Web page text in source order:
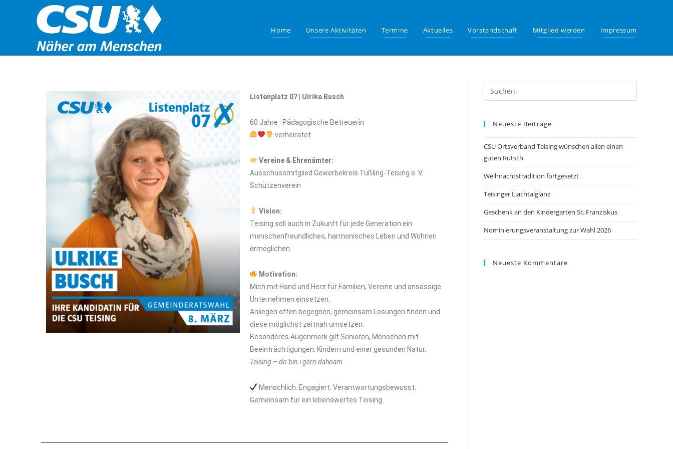
Home Unsere Aktivitäten Termine Aktuelles Vorstandschaft Mitglied werden Impressum
Listenplatz 07 | Ulrike Busch
60 Jahre · Pädagogische Betreuerin
verheiratet
Vereine & Ehrenämter:
Ausschussmitglied Gewerbekreis Tüßling-Teising e. V.
Schützenverein
Vision:
Teising soll auch in Zukunft für jede Generation ein
menschenfreundliches, harmonisches Leben und Wohnen
ermöglichen.
Motivation:
Mich mit Hand und Herz für Familien, Vereine und ansässige
Unternehmen einsetzen.
Anliegen offen begegnen, gemeinsam Lösungen finden und
diese möglichst zeitnah umsetzen.
Besonderes Augenmerk gilt Senioren, Menschen mit
Beeinträchtigungen, Kindern und einer gesunden Natur.
Teising – do bin i gern dahoam.
Menschlich. Engagiert. Verantwortungsbewusst.
Gemeinsam für ein lebenswertes Teising.
Neueste Beiträge
CSU Ortsverband Teising wünschen allen einen
guten Rutsch
Weihnachtstradition fortgesetzt
Teisinger Liachtalglanz
Geschenk an den Kindergarten St. Franziskus
Nominierungsveranstaltung zur Wahl 2026
Neueste Kommentare